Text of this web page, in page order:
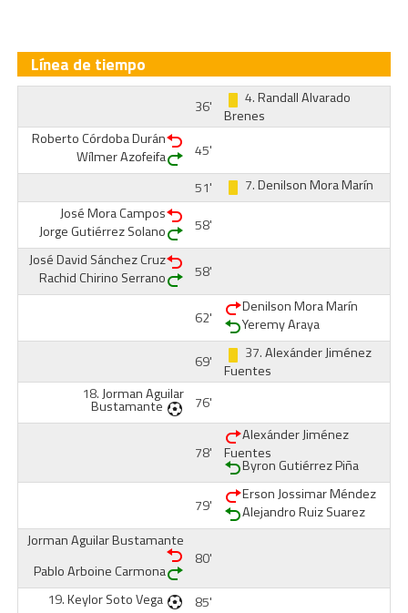
Línea de tiempo
36' 4.Randall Alvarado
Brenes
Roberto Córdoba Durán
Wílmer Azofeifa
45'
51'
7.Denilson Mora Marín
José Mora Campos
Jorge Gutiérrez Solano
58'
José David Sánchez Cruz
Rachid Chirino Serrano
58'
62'
Denilson Mora Marín
Yeremy Araya
69'
37.Alexánder Jiménez
Fuentes
18.Jorman Aguilar
Bustamante 76'
78'
Alexánder Jiménez
Fuentes
Byron Gutiérrez Piña
79'
Erson Jossimar Méndez
Alejandro Ruiz Suarez
Jorman Aguilar Bustamante
Pablo Arboine Carmona
80'
19.Keylor Soto Vega
85'